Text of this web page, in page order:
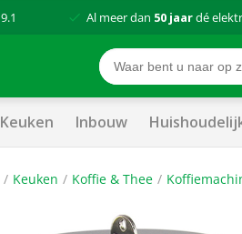
9.1 Al meer dan 50 jaardé
Keuken Inbouw
Keuken Koffie & Thee